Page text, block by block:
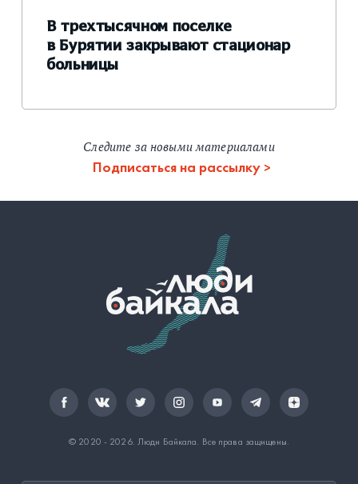
В трехтысячном поселке
в Бурятии закрывают стационар
больницы
Следите за новыми материалами
Подписаться на рассылку
© 2020 - 2026. Люди Байкала. Все права защищены.